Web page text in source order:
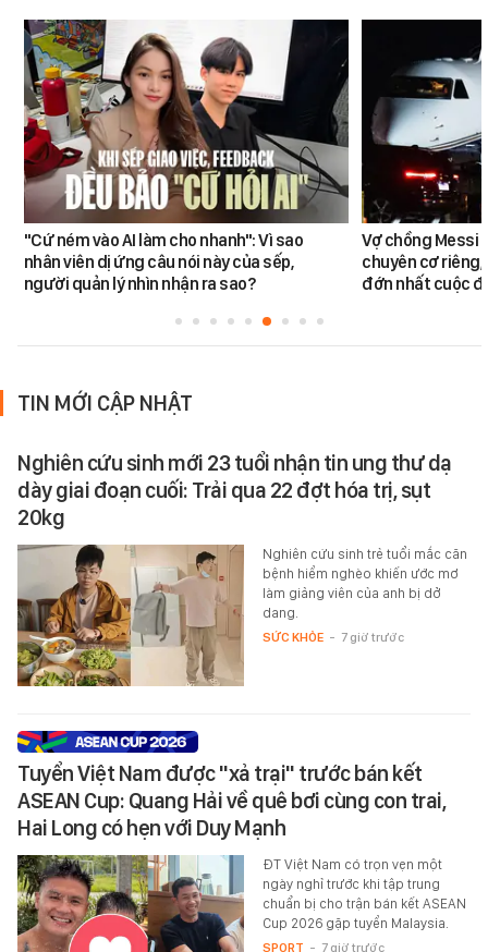
"Cứ ném vào AI làm cho nhanh": Vì sao
nhân viên dị ứng câu nói này của sếp,
người quản lý nhìn nhận ra sao?
Vợ chồng Messi
chuyên cơ
đớn nhất cuộc
TIN MỚI CẬP NHẬT
Nghiên cứu sinh mới 23 tuổi nhận tin ung thư dạ
dày giai đoạn cuối: Trải qua 22 đợt hóa trị, sụt
20kg
Nghiên cứu sinh trẻ tuổi mắc căn
bệnh hiểm nghèo khiến ước mơ
làm giảng viên của anh bị dở
dang.
SỨC KHỎE - 7 giờ trước
Tuyển Việt Nam được "xả trại" trước bán kết
ASEAN Cup: Quang Hải về quê bơi cùng con trai,
Hai Long có hẹn với Duy Mạnh
ĐT Việt Nam có trọn vẹn một
ngày nghỉ trước khi tập trung
chuẩn bị cho trận bán kết ASEAN
Cup 2026 gặp tuyển Malaysia.
SPORT - 7 giờ trước